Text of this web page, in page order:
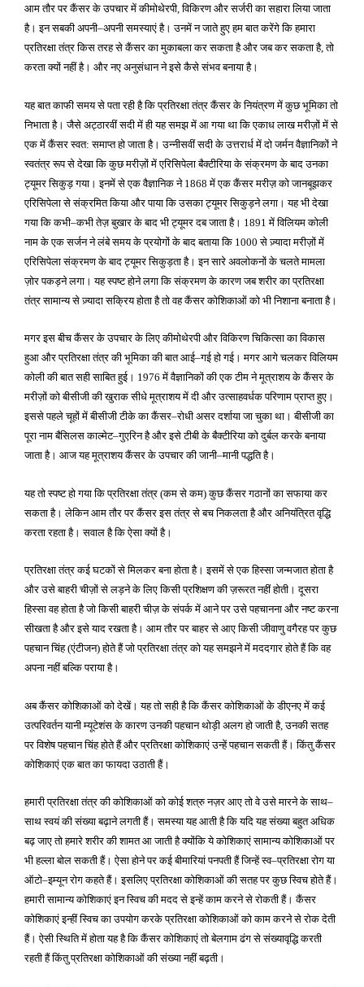
आम तौर पर कैंसर के उपचार में कीमोथेरपी,विकिरण और सर्जरी का सहारा लिया जाता
है। इन सबकी अपनी–अपनी समस्याएं है। उनमें न जाते हुए हम बात करेंगे कि हमारा
प्रतिरक्षा तंत्र किस तरह से कैंसर का मुकाबला कर सकता है और जब कर सकता है,तो
करता क्यों नहीं है। और नए अनुसंधान ने इसे कैसे संभव बनाया है।
यह बात काफी समय से पता रही है कि प्रतिरक्षा तंत्र कैंसर के नियंत्रण में कुछ भूमिका तो
निभाता है। जैसे अट्ठारवीं सदी में ही यह समझ में आ गया था कि एकाध लाख मरीज़ों में से
एक में कैंसर स्वत:समाप्त हो जाता है। उन्नीसवीं सदी के उत्तरार्ध में दो जर्मन वैज्ञानिकों ने
स्वतंत्र रूप से देखा कि कुछ मरीज़ों में एरिसिपेला बैक्टीरिया के संक्रमण के बाद उनका
ट्यूमर सिकुड़ गया। इनमें से एक वैज्ञानिक ने 1868में एक कैंसर मरीज़ को जानबूझकर
एरिसिपेला से संक्रमित किया और पाया कि उसका ट्यूमर सिकुड़ने लगा। यह भी देखा
गया कि कभी–कभी तेज़ बुखार के बाद भी ट्यूमर दब जाता है। 1891में विलियम कोली
नाम के एक सर्जन ने लंबे समय के प्रयोगों के बाद बताया कि 1000से ज़्यादा मरीज़ों में
एरिसिपेला संक्रमण के बाद ट्यूमर सिकुड़ता है। इन सारे अवलोकनों के चलते मामला
ज़ोर पकड़ने लगा। यह स्पष्ट होने लगा कि संक्रमण के कारण जब शरीर का प्रतिरक्षा
तंत्र सामान्य से ज़्यादा सक्रिय होता है तो वह कैंसर कोशिकाओं को भी निशाना बनाता है।
मगर इस बीच कैंसर के उपचार के लिए कीमोथेरपी और विकिरण चिकित्सा का विकास
हुआ और प्रतिरक्षा तंत्र की भूमिका की बात आई–गई हो गई। मगर आगे चलकर विलियम
कोली की बात सही साबित हुई। 1976में वैज्ञानिकों की एक टीम ने मूत्राशय के कैंसर के
मरीज़ों को बीसीजी की खुराक सीधे मूत्राशय में दी और उत्साहवर्धक परिणाम प्राप्त हुए।
इससे पहले चूहों में बीसीजी टीके का कैंसर–रोधी असर दर्शाया जा चुका था। बीसीजी का
पूरा नाम बैसिलस काल्मेट–गुएरिन है और इसे टीबी के बैक्टीरिया को दुर्बल करके बनाया
जाता है। आज यह मूत्राशय कैंसर के उपचार की जानी–मानी पद्धति है।
यह तो स्पष्ट हो गया कि प्रतिरक्षा तंत्र (कम से कम)कुछ कैंसर गठानों का सफाया कर
सकता है। लेकिन आम तौर पर कैंसर इस तंत्र से बच निकलता है और अनियंत्रित वृद्धि
करता रहता है। सवाल है कि ऐसा क्यों है।
प्रतिरक्षा तंत्र कई घटकों से मिलकर बना होता है। इसमें से एक हिस्सा जन्मजात होता है
और उसे बाहरी चीज़ों से लड़ने के लिए किसी प्रशिक्षण की ज़रूरत नहीं होती। दूसरा
हिस्सा वह होता है जो किसी बाहरी चीज़ के संपर्क में आने पर उसे पहचानना और नष्ट करना
सीखता है और इसे याद रखता है। आम तौर पर बाहर से आए किसी जीवाणु वगैरह पर कुछ
पहचान चिंह(एंटीजन)होते हैं जो प्रतिरक्षा तंत्र को यह समझने में मददगार होते हैं कि वह
अपना नहीं बल्कि पराया है।
अब कैंसर कोशिकाओं को देखें। यह तो सही है कि कैंसर कोशिकाओं के डीएनए में कई
उत्परिवर्तन यानी म्यूटेशंस के कारण उनकी पहचान थोड़ी अलग हो जाती है,उनकी सतह
पर विशेष पहचान चिंह होते हैं और प्रतिरक्षा कोशिकाएं उन्हें पहचान सकती हैं। किंतु कैंसर
कोशिकाएं एक बात का फायदा उठाती हैं।
हमारी प्रतिरक्षा तंत्र की कोशिकाओं को कोई शत्रु नज़र आए तो वे उसे मारने के साथ–
साथ स्वयं की संख्या बढ़ाने लगती हैं। समस्या यह आती है कि यदि यह संख्या बहुत अधिक
बढ़ जाए तो हमारे शरीर की शामत आ जाती है क्योंकि ये कोशिकाएं सामान्य कोशिकाओं पर
भी हल्ला बोल सकती हैं। ऐसा होने पर कई बीमारियां पनपती हैं जिन्हें स्व–प्रतिरक्षा रोग या
ऑटो–इम्यून रोग कहते हैं। इसलिए प्रतिरक्षा कोशिकाओं की सतह पर कुछ स्विच होते हैं।
हमारी सामान्य कोशिकाएं इन स्विच की मदद से इन्हें काम करने से रोकती हैं। कैंसर
कोशिकाएं इन्हीं स्विच का उपयोग करके प्रतिरक्षा कोशिकाओं को काम करने से रोक देती
हैं। ऐसी स्थिति में होता यह है कि कैंसर कोशिकाएं तो बेलगाम ढंग से संख्यावृद्धि करती
रहती हैं किंतु प्रतिरक्षा कोशिकाओं की संख्या नहीं बढ़ती।